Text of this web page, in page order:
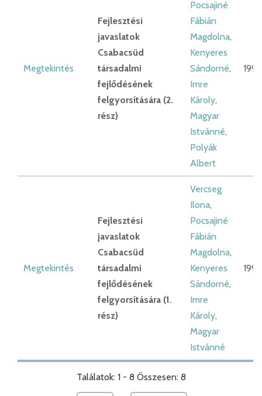
Megtekintés
Fejlesztési
javaslatok
Csabacsüd
társadalmi
fejlődésének
felgyorsítására (2.
rész)
Pocsajiné
Fábián
Magdolna,
Kenyeres
Sándorné,
Imre
Károly,
Magyar
Istvánné,
Polyák
Albert
1992
Megtekintés
Fejlesztési
javaslatok
Csabacsüd
társadalmi
fejlődésének
felgyorsítására (1.
rész)
Vercseg
Ilona,
Pocsajiné
Fábián
Magdolna,
Kenyeres
Sándorné,
Imre
Károly,
Magyar
Istvánné
1992
Találatok: 1 - 8 Összesen: 8